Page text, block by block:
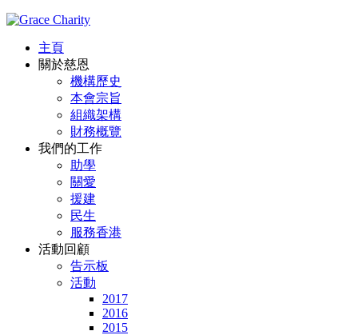
主頁
關於慈恩
機構歷史
本會宗旨
組織架構
財務概覽
我們的工作
助學
關愛
援建
民生
服務香港
活動回顧
告示板
活動
2017
2016
2015